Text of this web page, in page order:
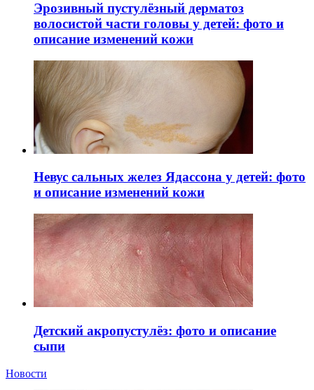
Эрозивный пустулёзный дерматоз
волосистой части головы у детей: фото и
описание изменений кожи
Невус сальных желез Ядассона у детей: фото
и описание изменений кожи
Детский акропустулёз: фото и описание
сыпи
Новости